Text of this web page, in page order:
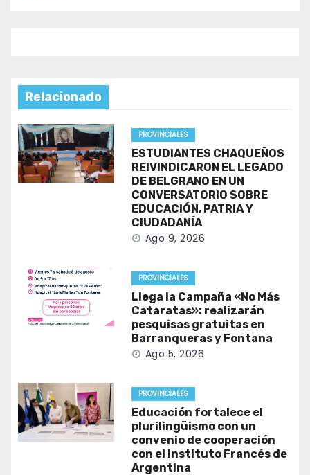
Relacionado
PROVINCIALES
ESTUDIANTES CHAQUEÑOS
REIVINDICARON EL LEGADO
DE BELGRANO EN UN
CONVERSATORIO SOBRE
EDUCACIÓN, PATRIA Y
CIUDADANÍA
Ago 9, 2026
PROVINCIALES
Llega la Campaña «No Más
Cataratas»: realizarán
pesquisas gratuitas en
Barranqueras y Fontana
Ago 5, 2026
PROVINCIALES
Educación fortalece el
plurilingüismo con un
convenio de cooperación
con el Instituto Francés de
Argentina